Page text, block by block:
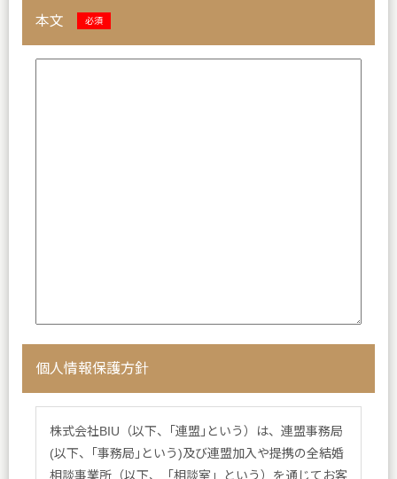
本文 必須
個人情報保護方針
株式会社BIU（以下、｢連盟｣という）は、連盟事務局
(以下、｢事務局｣という)及び連盟加入や提携の全結婚
相談事業所（以下、「相談室」という）を通じてお客